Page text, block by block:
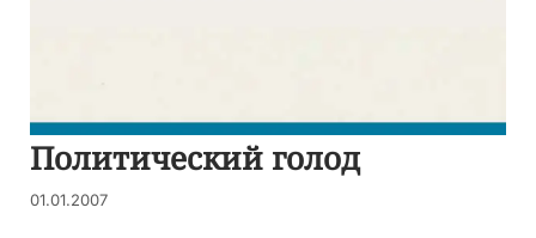
Политический голод
01.01.2007